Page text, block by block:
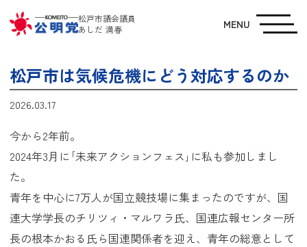
松戸市議会議員
あしだ 満春
MENU
松戸市は気候危機にどう対応するのか
2026.03.17
今から2年前。
2024年3月に｢未来アクションフェス｣に私も参加しまし
た。
青年を中心に7万人が国立競技場に集まったのですが、国
連大学学長のチリツィ・マルワラ氏、国連広報センター所
長の根本かおる氏ら国連関係者を迎え、青年の総意として